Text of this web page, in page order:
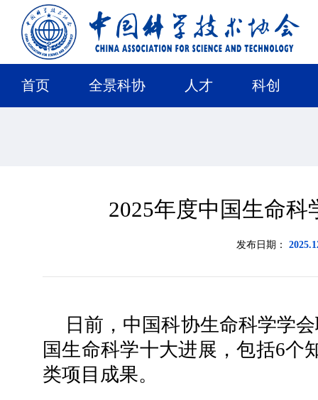
首页 全景科协 人才 科创
2025年度中国生命科
发布日期：
日前，中国科协生命科学学
国生命科学十大进展，包括6个
类项目成果。